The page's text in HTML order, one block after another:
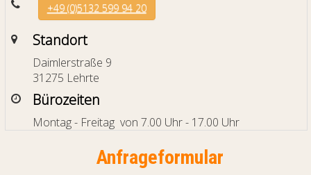
+49 (0)5132 599 94 20
Standort
Daimlerstraße 9
31275 Lehrte
Bürozeiten
Montag - Freitag von 7.00 Uhr - 17.00 Uhr
Anfrageformular